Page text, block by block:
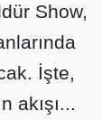
Show,
İşte,
akışı...